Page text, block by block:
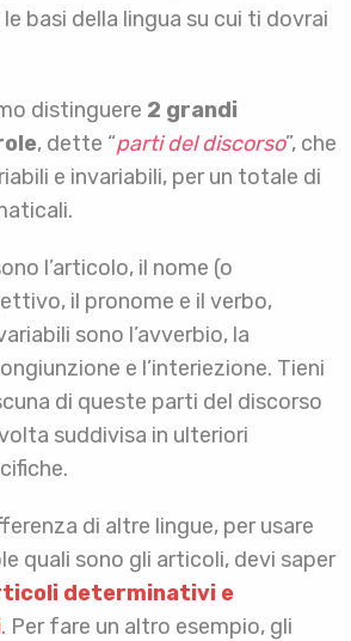
basi della lingua su cui ti dovrai
distinguere 2 grandi
, dette “parti del discorso”, che
e invariabili, per un totale di
l’articolo, il nome (o
il pronome e il verbo,
sono l’avverbio, la
e l’interiezione. Tieni
di queste parti del discorso
suddivisa in ulteriori
di altre lingue, per usare
quali sono gli articoli, devi saper
determinativi e
. Per fare un altro esempio, gli